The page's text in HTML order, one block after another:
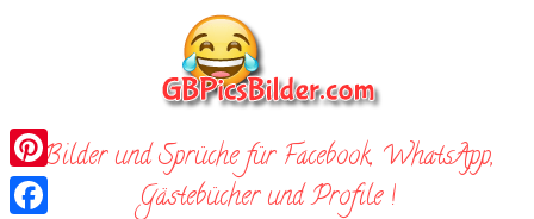
Bilder und Sprüche für Facebook, WhatsApp,
Gästebücher und Profile !
Pinterest